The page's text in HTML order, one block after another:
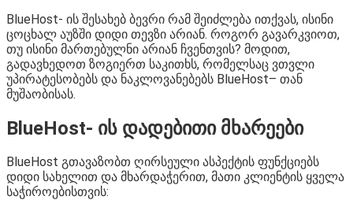
BlueHost- ის შესახებ ბევრი რამ შეიძლება ითქვას, ისინი
ცოცხალ აუზში დიდი თევზი არიან. როგორ გავარკვიოთ,
თუ ისინი მართებულნი არიან ჩვენთვის? მოდით,
გადავხედოთ ზოგიერთ საკითხს, რომელსაც ვთვლი
უპირატესობებს და ნაკლოვანებებს BlueHost– თან
მუშაობისას.
BlueHost- ის დადებითი მხარეები
BlueHost გთავაზობთ ღირსეული ასპექტის ფუნქციებს
დიდი სახელით და მხარდაჭერით, მათი კლიენტის ყველა
საჭიროებისთვის: